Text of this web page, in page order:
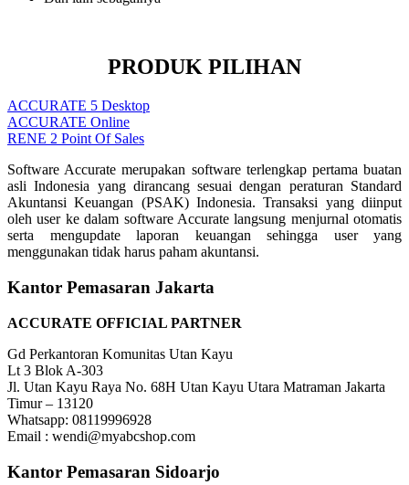
PRODUK PILIHAN
ACCURATE 5 Desktop
ACCURATE Online
RENE 2 Point Of Sales
Software Accurate merupakan software terlengkap pertama buatan
asli Indonesia yang dirancang sesuai dengan peraturan Standard
Akuntansi Keuangan (PSAK) Indonesia. Transaksi yang diinput
oleh user ke dalam software Accurate langsung menjurnal otomatis
serta mengupdate laporan keuangan sehingga user yang
menggunakan tidak harus paham akuntansi.
Kantor Pemasaran Jakarta
ACCURATE OFFICIAL PARTNER
Gd Perkantoran Komunitas Utan Kayu
Lt 3 Blok A-303
Jl. Utan Kayu Raya No. 68H Utan Kayu Utara Matraman Jakarta
Timur – 13120
Whatsapp: 08119996928
Email : wendi@myabcshop.com
Kantor Pemasaran Sidoarjo